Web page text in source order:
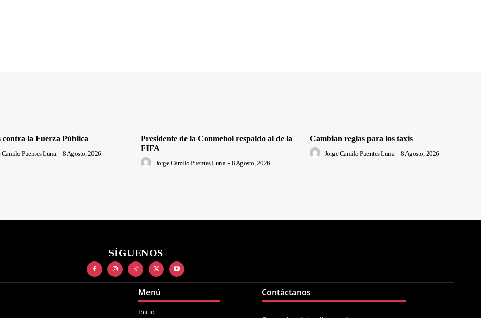
contra la Fuerza Pública
Camilo Puentes Luna - 8 Agosto, 2026
Presidente de la Conmebol respaldo al de la
FIFA
Jorge Camilo Puentes Luna - 8 Agosto, 2026
Cambian reglas para los taxis
Jorge Camilo Puentes Luna - 8 Agosto, 2026
SÍGUENOS
Menú
Inicio
Contáctanos